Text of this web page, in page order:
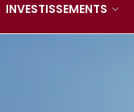
INVESTISSEMENTS